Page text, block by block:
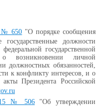
№ 650 "О порядке сообщения
должности
государственной
личной
должностных обязанностей,
к конфликту интересов, и о
Президента Российской
№ 506"Об утверждении